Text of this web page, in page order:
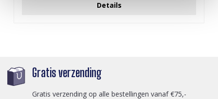
Details
Gratis verzending
Gratis verzending op alle bestellingen vanaf €75,-